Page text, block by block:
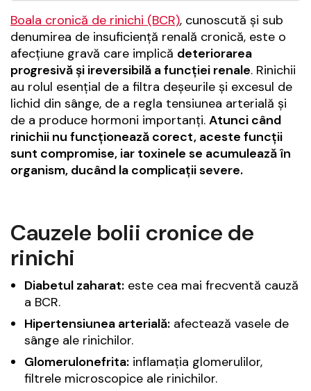
Boala cronică de rinichi (BCR), cunoscută și sub
denumirea de insuficiență renală cronică, este o
afecțiune gravă care implică deteriorarea
progresivă și ireversibilă a funcției renale. Rinichii
au rolul esențial de a filtra deșeurile și excesul de
lichid din sânge, de a regla tensiunea arterială și
de a produce hormoni importanți. Atunci când
rinichii nu funcționează corect, aceste funcții
sunt compromise, iar toxinele se acumulează în
organism, ducând la complicații severe.
Cauzele bolii cronice de
rinichi
Diabetul zaharat: este cea mai frecventă cauză
a BCR.
Hipertensiunea arterială: afectează vasele de
sânge ale rinichilor.
Glomerulonefrita: inflamația glomerulilor,
filtrele microscopice ale rinichilor.